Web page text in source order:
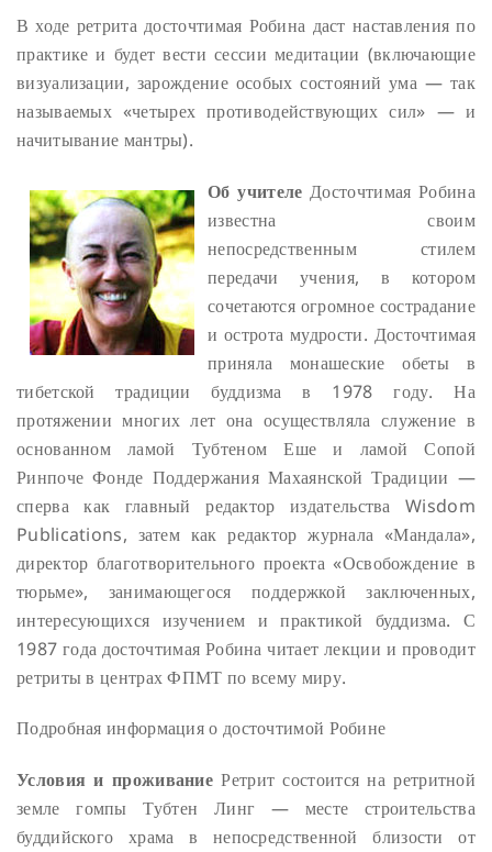
В ходе ретрита досточтимая Робина даст наставления по
практике и будет вести сессии медитации (включающие
визуализации, зарождение особых состояний ума — так
называемых «четырех противодействующих сил» — и
начитывание мантры).
Об учителе Досточтимая Робина
известна своим
непосредственным стилем
передачи учения, в котором
сочетаются огромное сострадание
и острота мудрости. Досточтимая
приняла монашеские обеты в
тибетской традиции буддизма в 1978 году. На
протяжении многих лет она осуществляла служение в
основанном ламой Тубтеном Еше и ламой Сопой
Ринпоче Фонде Поддержания Махаянской Традиции —
сперва как главный редактор издательства Wisdom
Publications, затем как редактор журнала «Мандала»,
директор благотворительного проекта «Освобождение в
тюрьме», занимающегося поддержкой заключенных,
интересующихся изучением и практикой буддизма. С
1987 года досточтимая Робина читает лекции и проводит
ретриты в центрах ФПМТ по всему миру.
Подробная информация о досточтимой Робине
Условия и проживание Ретрит состоится на ретритной
земле гомпы Тубтен Линг — месте строительства
буддийского храма в непосредственной близости от